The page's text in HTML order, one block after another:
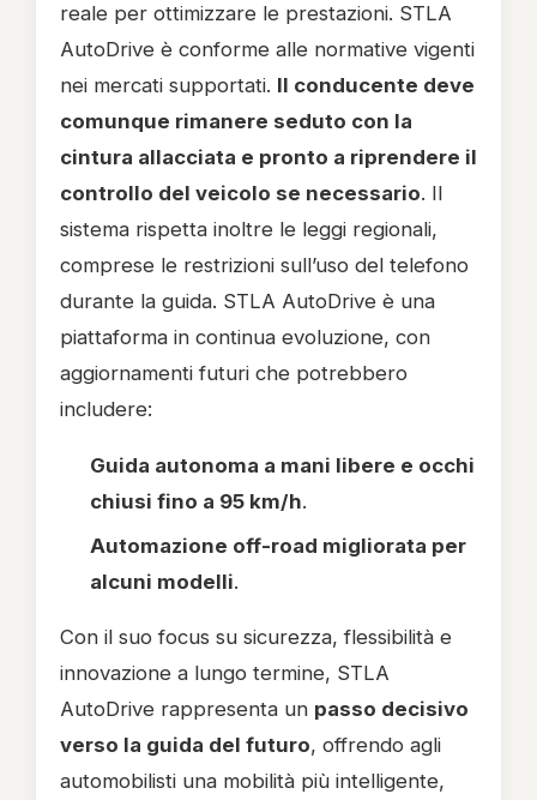
reale per ottimizzare le prestazioni. STLA
AutoDrive è conforme alle normative vigenti
nei mercati supportati. Il conducente deve
comunque rimanere seduto con la
cintura allacciata e pronto a riprendere il
controllo del veicolo se necessario. Il
sistema rispetta inoltre le leggi regionali,
comprese le restrizioni sull’uso del telefono
durante la guida. STLA AutoDrive è una
piattaforma in continua evoluzione, con
aggiornamenti futuri che potrebbero
includere:
Guida autonoma a mani libere e occhi
chiusi fino a 95 km/h.
Automazione off-road migliorata per
alcuni modelli.
Con il suo focus su sicurezza, flessibilità e
innovazione a lungo termine, STLA
AutoDrive rappresenta un passo decisivo
verso la guida del futuro, offrendo agli
automobilisti una mobilità più intelligente,